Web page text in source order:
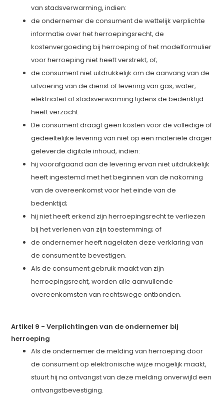
van stadsverwarming, indien:
de ondernemer de consument de wettelijk verplichte
informatie over het herroepingsrecht, de
kostenvergoeding bij herroeping of het modelformulier
voor herroeping niet heeft verstrekt, of;
de consument niet uitdrukkelijk om de aanvang van de
uitvoering van de dienst of levering van gas, water,
elektriciteit of stadsverwarming tijdens de bedenktijd
heeft verzocht.
De consument draagt geen kosten voor de volledige of
gedeeltelijke levering van niet op een materiële drager
geleverde digitale inhoud, indien:
hij voorafgaand aan de levering ervan niet uitdrukkelijk
heeft ingestemd met het beginnen van de nakoming
van de overeenkomst voor het einde van de
bedenktijd;
hij niet heeft erkend zijn herroepingsrecht te verliezen
bij het verlenen van zijn toestemming; of
de ondernemer heeft nagelaten deze verklaring van
de consument te bevestigen.
Als de consument gebruik maakt van zijn
herroepingsrecht, worden alle aanvullende
overeenkomsten van rechtswege ontbonden.
Artikel 9 - Verplichtingen van de ondernemer bij
herroeping
Als de ondernemer de melding van herroeping door
de consument op elektronische wijze mogelijk maakt,
stuurt hij na ontvangst van deze melding onverwijld een
ontvangstbevestiging.